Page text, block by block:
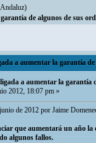
)
de algunos de sus
a aumentar la garantía
a aumentar la garantía
2012, 18:07 pm »
de 2012 por Jaime
que aumentará un año
algunos fallos.